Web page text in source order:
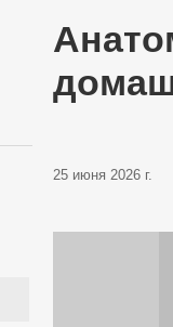
25 июня 2026 г.